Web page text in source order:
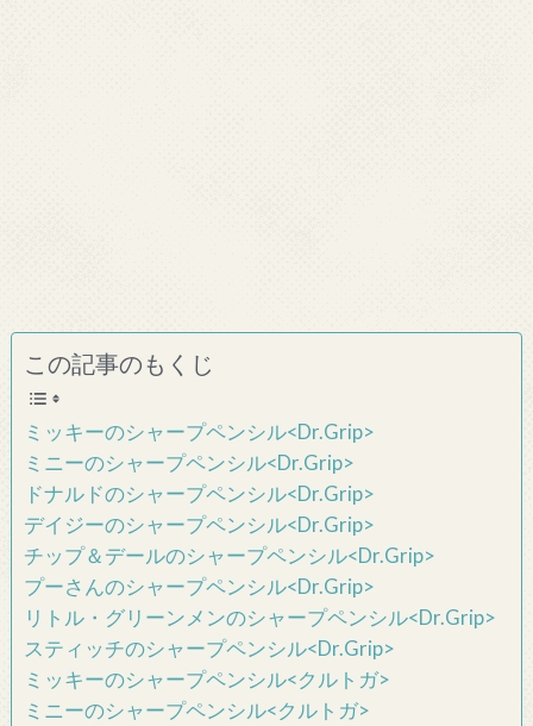
この記事のもくじ
ミッキーのシャープペンシル<Dr.Grip>
ミニーのシャープペンシル<Dr.Grip>
ドナルドのシャープペンシル<Dr.Grip>
デイジーのシャープペンシル<Dr.Grip>
チップ＆デールのシャープペンシル<Dr.Grip>
プーさんのシャープペンシル<Dr.Grip>
リトル・グリーンメンのシャープペンシル<Dr.Grip>
スティッチのシャープペンシル<Dr.Grip>
ミッキーのシャープペンシル<クルトガ>
ミニーのシャープペンシル<クルトガ>